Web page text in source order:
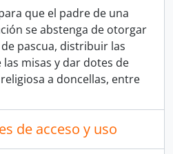
que el padre de una
se abstenga de otorgar
pascua, distribuir las
las misas y dar dotes de
a doncellas, entre
de acceso y uso